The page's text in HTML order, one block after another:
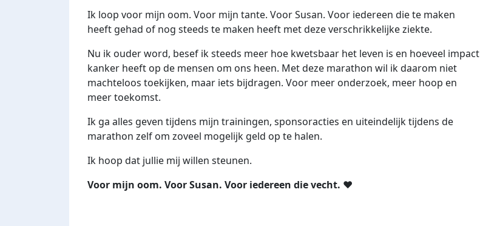
Ik loop voor mijn oom. Voor mijn tante. Voor Susan. Voor iedereen die te maken
heeft gehad of nog steeds te maken heeft met deze verschrikkelijke ziekte.
Nu ik ouder word, besef ik steeds meer hoe kwetsbaar het leven is en hoeveel impact
kanker heeft op de mensen om ons heen. Met deze marathon wil ik daarom niet
machteloos toekijken, maar iets bijdragen. Voor meer onderzoek, meer hoop en
meer toekomst.
Ik ga alles geven tijdens mijn trainingen, sponsoracties en uiteindelijk tijdens de
marathon zelf om zoveel mogelijk geld op te halen.
Ik hoop dat jullie mij willen steunen.
Voor mijn oom. Voor Susan. Voor iedereen die vecht. ❤️